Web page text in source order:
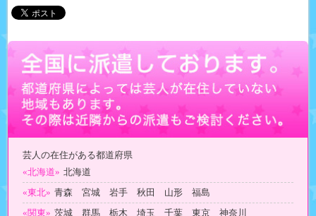
芸人の在住がある都道府県
«北海道» 北海道
«東北» 青森 宮城 岩手 秋田 山形 福島
«関東» 茨城 群馬 栃木 埼玉 千葉 東京 神奈川